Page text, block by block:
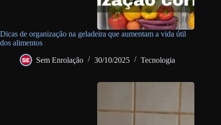
Dicas de organização na geladeira que aumentam a vida útil
dos alimentos
Sem Enrolação 30/10/2025 Tecnologia